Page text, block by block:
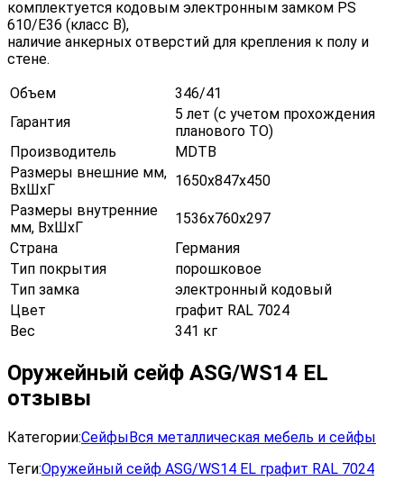
комплектуется кодовым электронным замком PS
610/E36 (класс В),
наличие анкерных отверстий для крепления к полу и
стене.
Объем
346/41
Гарантия
5 лет (с учетом прохождения
планового ТО)
Производитель
MDTB
Размеры внешние мм,
ВхШхГ
1650х847х450
Размеры внутренние
мм, ВхШхГ
1536х760х297
Страна
Германия
Тип покрытия
порошковое
Тип замка
электронный кодовый
Цвет
графит RAL 7024
Вес
341 кг
Оружейный сейф ASG/WS14 EL
отзывы
Категории:СейфыВся металлическая мебель и сейфы
Теги:Оружейный сейф ASG/WS14 EL графит RAL 7024